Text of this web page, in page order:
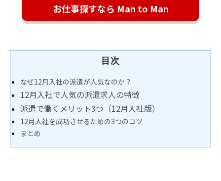
お仕事探すなら Man to Man
目次
なぜ12月入社の派遣が人気なのか？
12月入社で人気の派遣求人の特徴
派遣で働くメリット3つ（12月入社版）
12月入社を成功させるための3つのコツ
まとめ